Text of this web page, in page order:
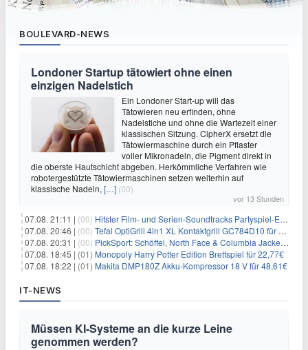
BOULEVARD-NEWS
Londoner Startup tätowiert ohne einen
einzigen Nadelstich
Ein Londoner Start-up will das
Tätowieren neu erfinden, ohne
Nadelstiche und ohne die Wartezeit einer
klassischen Sitzung. CipherX ersetzt die
Tätowiermaschine durch ein Pflaster
voller Mikronadeln, die Pigment direkt in
die oberste Hautschicht abgeben. Herkömmliche Verfahren wie
robotergestützte Tätowiermaschinen setzen weiterhin auf
klassische Nadeln, […] (00)
vor 13 Stunden
07.08. 21:11 | (00) Hitster Film- und Serien-Soundtracks Partyspiel-Erweiterung für 6,99€
07.08. 20:46 | (00) Tefal OptiGrill 4in1 XL Kontaktgrill GC784D10 für 239,99€
07.08. 20:31 | (00) PickSport: Schöffel, North Face & Columbia Jacken ab 39,60€
07.08. 18:45 | (01) Monopoly Harry Potter Edition Brettspiel für 22,77€
07.08. 18:22 | (01) Makita DMP180Z Akku-Kompressor 18 V für 48,61€
IT-NEWS
Müssen KI-Systeme an die kurze Leine
genommen werden?